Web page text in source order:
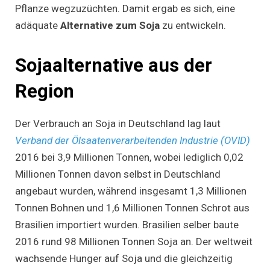
Pflanze wegzuzüchten. Damit ergab es sich, eine
adäquate Alternative zum Soja zu entwickeln.
Sojaalternative aus der
Region
Der Verbrauch an Soja in Deutschland lag laut
Verband der Ölsaatenverarbeitenden Industrie (OVID)
2016 bei 3,9 Millionen Tonnen, wobei lediglich 0,02
Millionen Tonnen davon selbst in Deutschland
angebaut wurden, während insgesamt 1,3 Millionen
Tonnen Bohnen und 1,6 Millionen Tonnen Schrot aus
Brasilien importiert wurden. Brasilien selber baute
2016 rund 98 Millionen Tonnen Soja an. Der weltweit
wachsende Hunger auf Soja und die gleichzeitig